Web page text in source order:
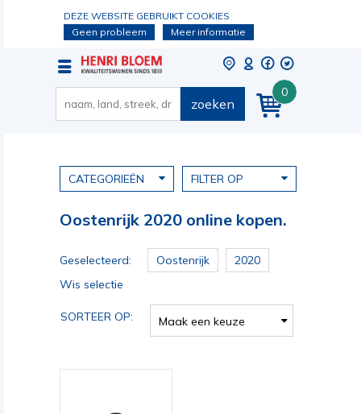
DEZE WEBSITE GEBRUIKT COOKIES
Geen probleem
Meer informatie
0
zoeken
CATEGORIEËN FILTER OP
Oostenrijk 2020 online kopen.
Geselecteerd: Oostenrijk
2020
Wis selectie
SORTEER OP: Maak een keuze